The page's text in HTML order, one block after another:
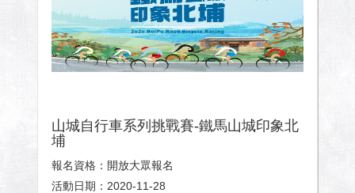
山城自行車系列挑戰賽-鐵馬山城印象北
埔
報名資格：開放大眾報名
活動日期：2020-11-28